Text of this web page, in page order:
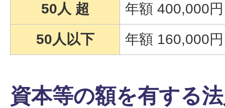
50人 超
年額 400,000円
50人以下
年額 160,000円
資本等の額を有する